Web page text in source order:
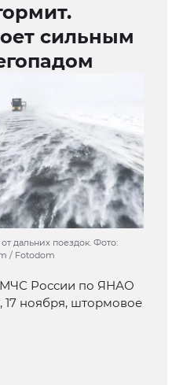
сильным
дальних поездок. Фото:
/ Fotodom
МЧС России по ЯНАО
17 ноября, штормовое